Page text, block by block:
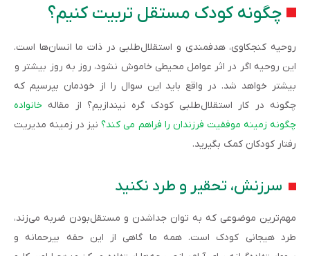
چگونه کودک مستقل تربیت کنیم؟
روحیه کنجکاوی، هدفمندی و استقلال‌طلبی در ذات ما انسان‌ها است.
این روحیه اگر در اثر عوامل محیطی خاموش نشود، روز به روز بیشتر و
بیشتر خواهد شد. در واقع باید این سوال را از خودمان بپرسیم که
چگونه در کار استقلال‌طلبی کودک گره نیندازیم؟ از مقاله خانواده
چگونه زمینه موفقیت فرزندان را فراهم می کند؟ نیز در زمینه مدیریت
رفتار کودکان کمک بگیرید.
سرزنش، تحقیر و طرد نکنید
مهم‌ترین موضوعی که به توان جداشدن و مستقل‌بودن ضربه می‌زند،
طرد هیجانی کودک است. همه ما گاهی از این حقه بیرحمانه و